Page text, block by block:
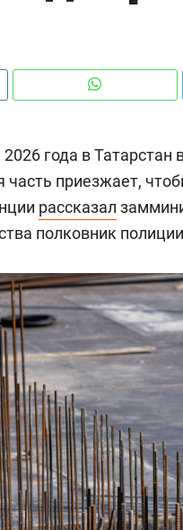
года в
часть приезжает,
рассказал
полковник полиции
и ВТБ
150
ID